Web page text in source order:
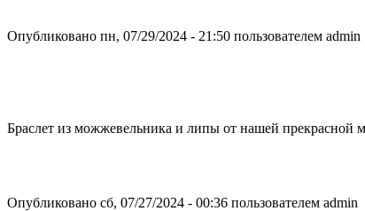
Опубликовано пн, 07/29/2024 - 21:50 пользователем admin
Браслет из можжевельника и липы от нашей
Опубликовано сб, 07/27/2024 - 00:36 пользователем admin